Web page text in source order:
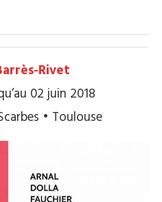
Rivet
02 juin 2018
• Toulouse